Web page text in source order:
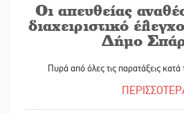
Οι απευθείας
διαχειριστικό
Δήμο
Πυρά από όλες τις παρατάξεις